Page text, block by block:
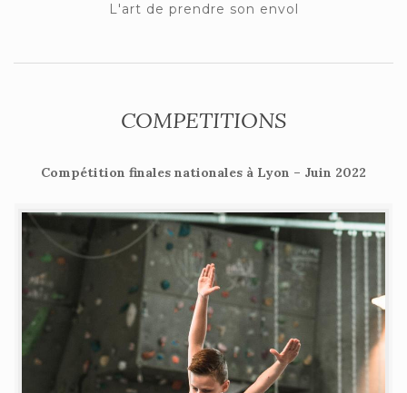
L'art de prendre son envol
COMPETITIONS
Compétition finales nationales à Lyon – Juin 2022